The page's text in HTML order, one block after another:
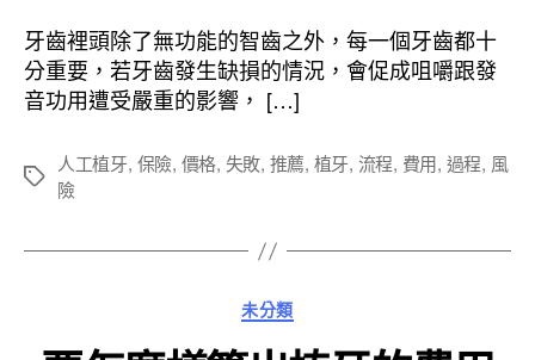
者
佈
日
期
牙齒裡頭除了無功能的智齒之外，每一個牙齒都十
分重要，若牙齒發生缺損的情況，會促成咀嚼跟發
音功用遭受嚴重的影響， […]
標
人工植牙, 保險, 價格, 失敗, 推薦, 植牙, 流程, 費用, 過程, 風
險
分
類
未分類